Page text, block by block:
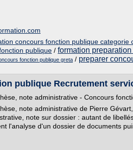
concours fonction publique categorie
publique / formation
fonction publique greta / preparer
publique Recrutement
note administrative - Concours
note administrative de Pierre
note sur dossier : autant de
l'analyse d'un dossier de documents